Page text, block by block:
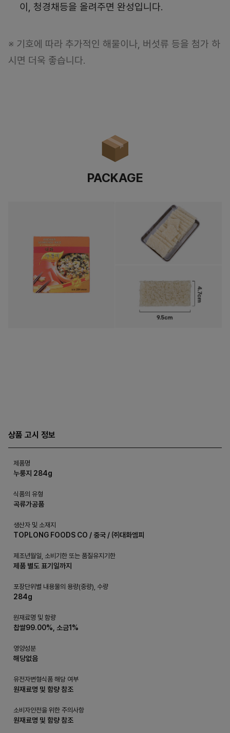
이, 청경채등을 올려주면 완성입니다.
※ 기호에 따라 추가적인 해물이나, 버섯류 등을 첨가 하
시면 더욱 좋습니다.
PACKAGE
상품 고시 정보
제품명
누룽지 284g
식품의 유형
곡류가공품
생산자 및 소재지
TOPLONG FOODS CO / 중국 / ㈜대화엠피
제조년월일, 소비기한 또는 품질유지기한
제품 별도 표기일까지
포장단위별 내용물의 용량(중량), 수량
284g
원재료명 및 함량
찹쌀99.00%, 소금1%
영양성분
해당없음
유전자변형식품 해당 여부
원재료명 및 함량 참조
소비자안전을 위한 주의사항
원재료명 및 함량 참조